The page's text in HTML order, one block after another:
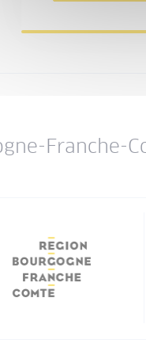
Franche-